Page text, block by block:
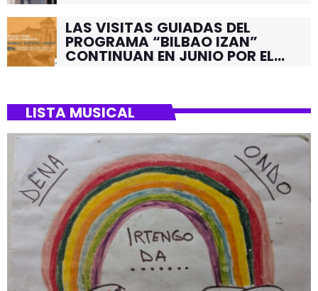
LAS VISITAS GUIADAS DEL
PROGRAMA “BILBAO IZAN”
CONTINUAN EN JUNIO POR EL
LISTA MUSICAL